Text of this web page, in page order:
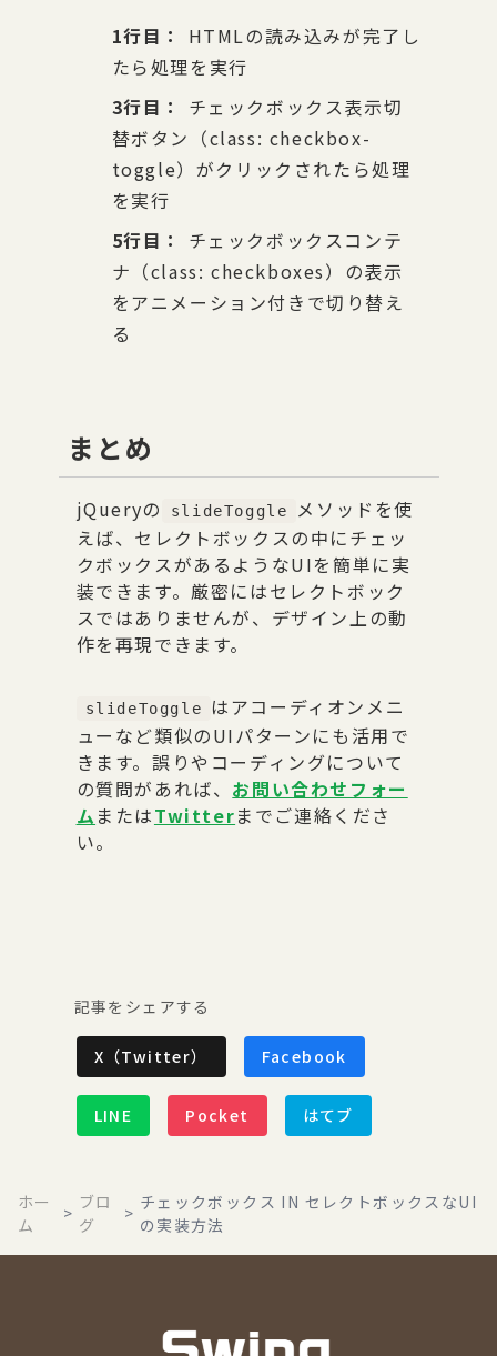
1行目：
HTMLの読み込みが完了し
たら処理を実行
3行目：
チェックボックス表示切
替ボタン（class: checkbox-
toggle）がクリックされたら処理
を実行
5行目：
チェックボックスコンテ
ナ（class: checkboxes）の表示
をアニメーション付きで切り替え
る
まとめ
jQueryの slideToggle
メソッドを使
えば、セレクトボックスの中にチェッ
クボックスがあるようなUIを簡単に実
装できます。厳密にはセレクトボック
スではありませんが、デザイン上の動
作を再現できます。
slideToggle
はアコーディオンメニ
ューなど類似のUIパターンにも活用で
きます。誤りやコーディングについて
の質問があれば、 お問い合わせフォー
ム またはTwitterまでご連絡くださ
い。
記事をシェアする
X（Twitter） Facebook
LINE Pocket はてブ
ホー
ム
>
ブロ
グ
>
チェックボックス IN セレクトボックスなUI
の実装方法